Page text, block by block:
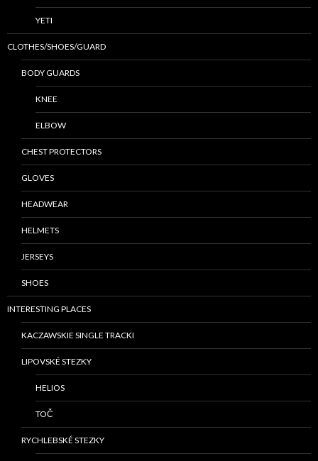
YETI
CLOTHES/SHOES/GUARD
BODY GUARDS
KNEE
ELBOW
CHEST PROTECTORS
GLOVES
HEADWEAR
HELMETS
JERSEYS
SHOES
INTERESTING PLACES
KACZAWSKIE SINGLE TRACKI
LIPOVSKÉ STEZKY
HELIOS
TOČ
RYCHLEBSKÉ STEZKY